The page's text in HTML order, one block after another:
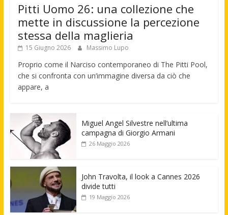
Pitti Uomo 26: una collezione che
mette in discussione la percezione
stessa della maglieria
15 Giugno 2026 Massimo Lupo
Proprio come il Narciso contemporaneo di The Pitti Pool,
che si confronta con un’immagine diversa da ciò che
appare, a
Miguel Angel Silvestre nell’ultima
campagna di Giorgio Armani
26 Maggio 2026
John Travolta, il look a Cannes 2026
divide tutti
19 Maggio 2026